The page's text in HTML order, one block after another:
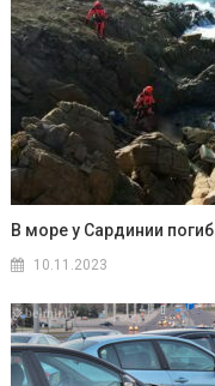
В море у Сардинии
10.11.2023